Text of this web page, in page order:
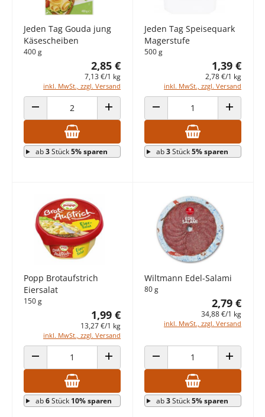
Jeden Tag Gouda jung
Käsescheiben
400 g
2,85 €
7,13 €/1 kg
inkl. MwSt., zzgl. Versand
ANZAHL VERRINGERN ANZAHL ERHÖHEN
ab3Stück5% sparen
Jeden Tag Speisequark
Magerstufe
500 g
1,39 €
2,78 €/1 kg
inkl. MwSt., zzgl. Versand
ANZAHL VERRINGERN ANZAHL
ab3Stück5% sparen
Popp Brotaufstrich
Eiersalat
150 g
1,99 €
13,27 €/1 kg
inkl. MwSt., zzgl. Versand
ANZAHL VERRINGERN ANZAHL ERHÖHEN
ab6Stück 10% sparen
Wiltmann Edel-Salami
80 g
2,79 €
34,88 €/1 kg
inkl. MwSt., zzgl. Versand
ANZAHL VERRINGERN ANZAHL
ab3Stück5% sparen